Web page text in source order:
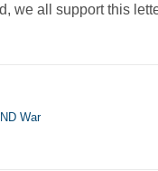
we all support this
War